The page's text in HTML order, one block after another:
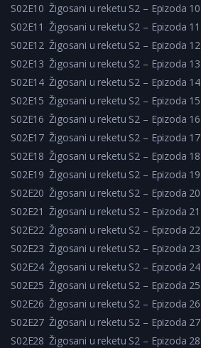
S02E10 Žigosani u reketu S2 – Epizoda 10
S02E11 Žigosani u reketu S2 – Epizoda 11
S02E12 Žigosani u reketu S2 – Epizoda 12
S02E13 Žigosani u reketu S2 – Epizoda 13
S02E14 Žigosani u reketu S2 – Epizoda 14
S02E15 Žigosani u reketu S2 – Epizoda 15
S02E16 Žigosani u reketu S2 – Epizoda 16
S02E17 Žigosani u reketu S2 – Epizoda 17
S02E18 Žigosani u reketu S2 – Epizoda 18
S02E19 Žigosani u reketu S2 – Epizoda 19
S02E20 Žigosani u reketu S2 – Epizoda 20
S02E21 Žigosani u reketu S2 – Epizoda 21
S02E22 Žigosani u reketu S2 – Epizoda 22
S02E23 Žigosani u reketu S2 – Epizoda 23
S02E24 Žigosani u reketu S2 – Epizoda 24
S02E25 Žigosani u reketu S2 – Epizoda 25
S02E26 Žigosani u reketu S2 – Epizoda 26
S02E27 Žigosani u reketu S2 – Epizoda 27
S02E28 Žigosani u reketu S2 – Epizoda 28